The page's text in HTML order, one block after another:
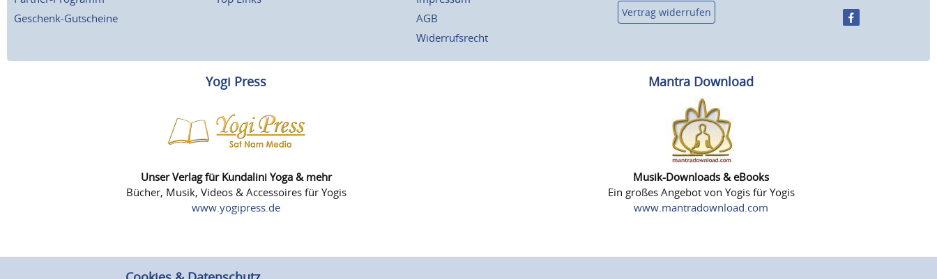
Geschenk-Gutscheine
AGB
Widerrufsrecht
Vertrag widerrufen
Yogi Press
Unser Verlag für Kundalini Yoga & mehr
Bücher, Musik, Videos & Accessoires für Yogis
www.yogipress.de
Mantra Download
Musik-Downloads & eBooks
Ein großes Angebot von Yogis für Yogis
www.mantradownload.com